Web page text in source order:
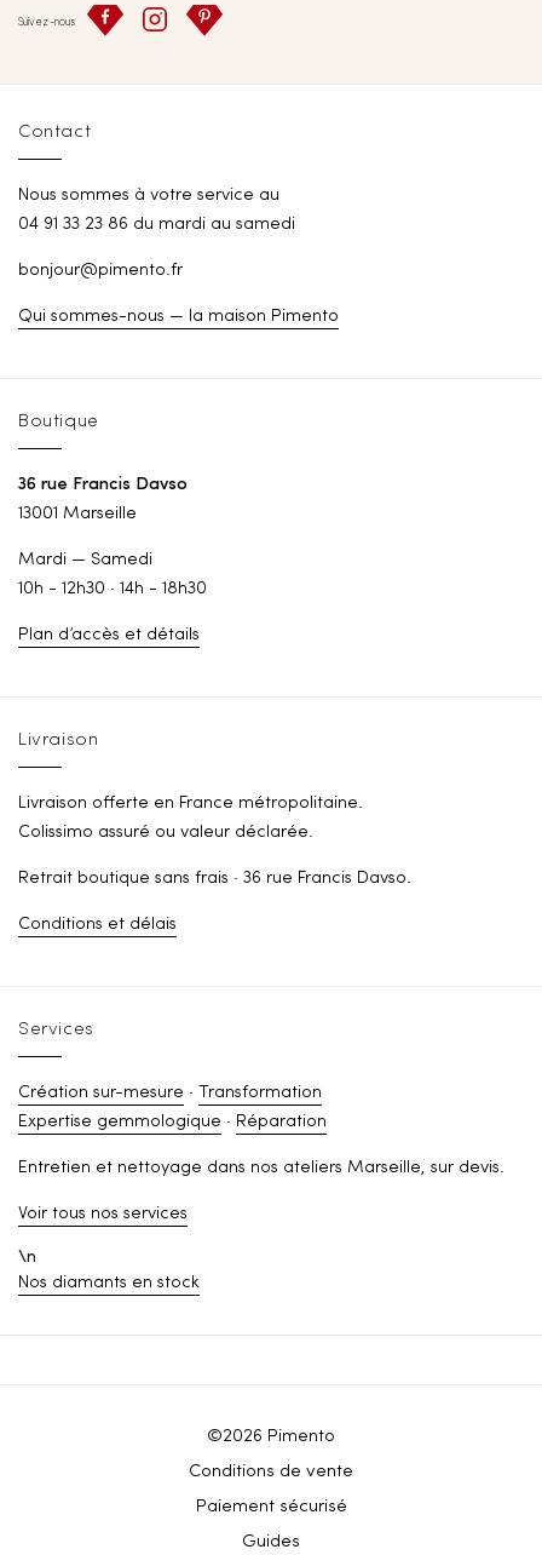
Suivez-nous
Contact
Nous sommes à votre service au
04 91 33 23 86 du mardi au samedi
bonjour@pimento.fr
Qui sommes-nous — la maison Pimento
Boutique
36 rue Francis Davso
13001 Marseille
Mardi — Samedi
10h - 12h30 · 14h - 18h30
Plan d’accès et détails
Livraison
Livraison offerte en France métropolitaine.
Colissimo assuré ou valeur déclarée.
Retrait boutique sans frais · 36 rue Francis Davso.
Conditions et délais
Services
Création sur-mesure · Transformation
Expertise gemmologique · Réparation
Entretien et nettoyage dans nos ateliers Marseille, sur devis.
Voir tous nos services
\n
Nos diamants en stock
©2026 Pimento
Conditions de vente
Paiement sécurisé
Guides